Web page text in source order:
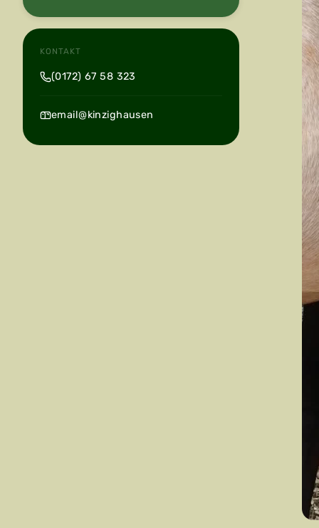
KONTAKT
(0172) 67 58 323
email@kinzighausen